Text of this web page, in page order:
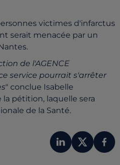
victimes d'infarctus
serait menacée par un
de l'AGENCE
ce service pourrait s'arrêter
" conclue Isabelle
la pétition, laquelle sera
de la Santé.